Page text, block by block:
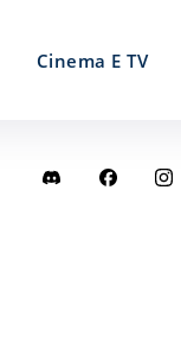
Cinema E TV